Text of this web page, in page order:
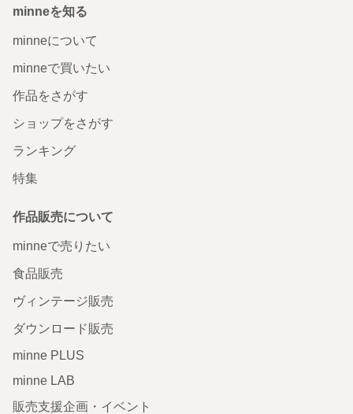
minneを知る
minneについて
minneで買いたい
作品をさがす
ショップをさがす
ランキング
特集
作品販売について
minneで売りたい
食品販売
ヴィンテージ販売
ダウンロード販売
minne PLUS
minne LAB
販売支援企画・イベント